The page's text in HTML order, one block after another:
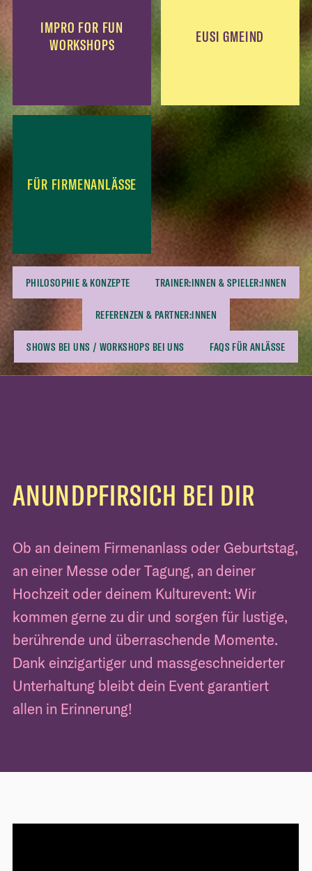
IMPRO FOR FUN
WORKSHOPS
EUSI GMEIND
FÜR FIRMEN­ANLÄSSE
PHILOSOPHIE & KONZEPTE TRAINER:INNEN & SPIELER:INNEN
REFERENZEN & PARTNER:INNEN
SHOWS BEI UNS / WORKSHOPS BEI UNS FAQS FÜR ANLÄSSE
ANUNDPFIRSICH BEI DIR
Ob an deinem Firmenanlass oder Geburtstag,
an einer Messe oder Tagung, an deiner
Hochzeit oder deinem Kulturevent: Wir
kommen gerne zu dir und sorgen für lustige,
berührende und überraschende Momente.
Dank einzigartiger und massgeschneiderter
Unterhaltung bleibt dein Event garantiert
allen in Erinnerung!